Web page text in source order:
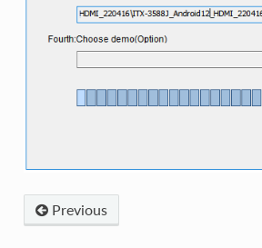
Previous